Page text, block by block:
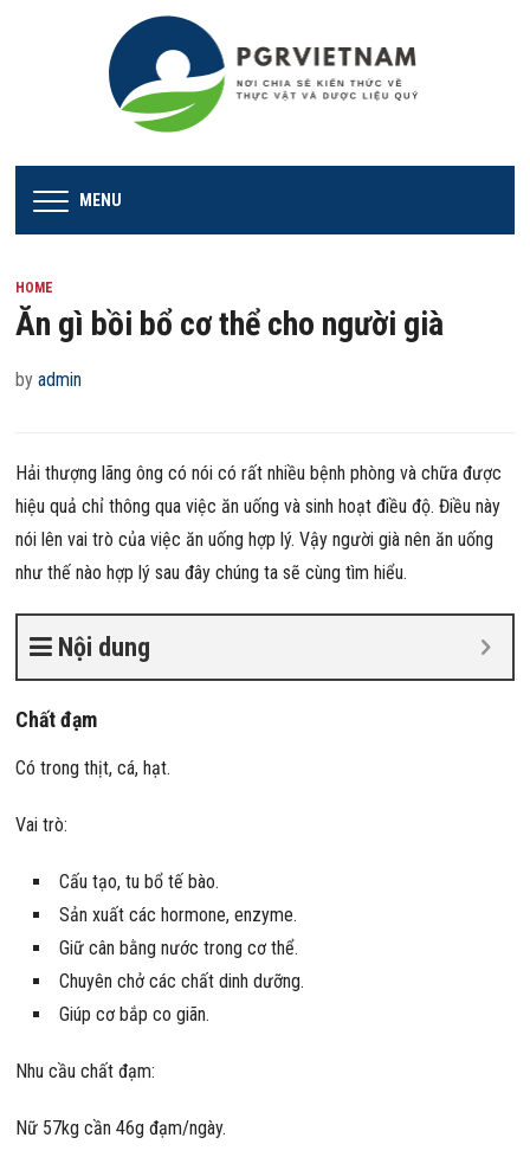
MENU
HOME
Ăn gì bồi bổ cơ thể cho người già
byadmin
Hải thượng lãng ông có nói có rất nhiều bệnh phòng và chữa được
hiệu quả chỉ thông qua việc ăn uống và sinh hoạt điều độ. Điều này
nói lên vai trò của việc ăn uống hợp lý. Vậy người già nên ăn uống
như thế nào hợp lý sau đây chúng ta sẽ cùng tìm hiểu.
Nội dung
Chất đạm
Có trong thịt, cá, hạt.
Vai trò:
Cấu tạo, tu bổ tế bào.
Sản xuất các hormone, enzyme.
Giữ cân bằng nước trong cơ thể.
Chuyên chở các chất dinh dưỡng.
Giúp cơ bắp co giãn.
Nhu cầu chất đạm:
Nữ 57kg cần 46g đạm/ngày.